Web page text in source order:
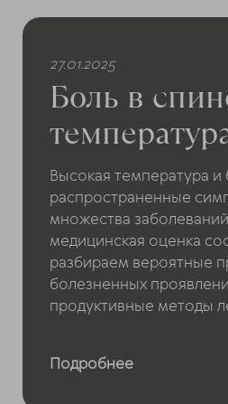
27.01.2025
Боль в
Высокая температура и
распространенные
множества
медицинская оценка
разбираем вероятные
болезненных
продуктивные методы
Подробнее
ChatApp
online
Мессенджеры